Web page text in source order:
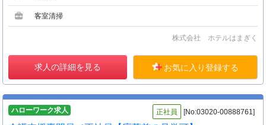
客室清掃
株式会社 ホテルはまぎく
求人の詳細を見る お気に入り登録する
ハローワーク求人 正社員 [No:03020-00888761]